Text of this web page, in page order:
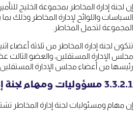
إن لجنة إدارة المخاطر بمجموعة الخليج
السياسات واللوائح لإدارة المخاطر وذلك
المجموعة لتحمل المخاطر.
تتكون لجنة إدارة المخاطر من ثلاثة أعضاء
مجلس الإدارة المستقلين، والعضو الثالث
رئيسها من أعضاء مجلس الإدارة المستقلين.
3.3.2.1 مسؤوليات ومهام لجنة إدارة المخاطر
إن مهام ومسئوليات لجنة إدارة المخاطر